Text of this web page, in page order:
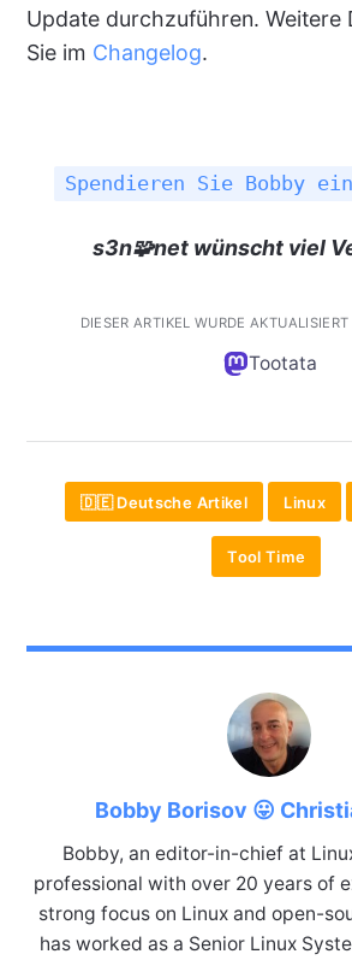
Update durchzuführen. Weitere
Sie im Changelog.
Spendieren Sie Bobby
s3n🧩net wünscht viel
DIESER ARTIKEL WURDE
Tootata
🇩🇪 Deutsche Artikel Linux
Tool Time
Bobby Borisov 😛
Bobby, an editor-in-chief at
professional with over 20 years of
strong focus on Linux and open-
has worked as a Senior Linux